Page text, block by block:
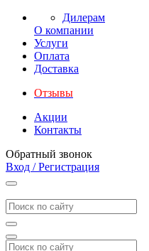
Дилерам
О компании
Услуги
Оплата
Доставка
Отзывы
Акции
Контакты
Обратный звонок
Вход / Регистрация